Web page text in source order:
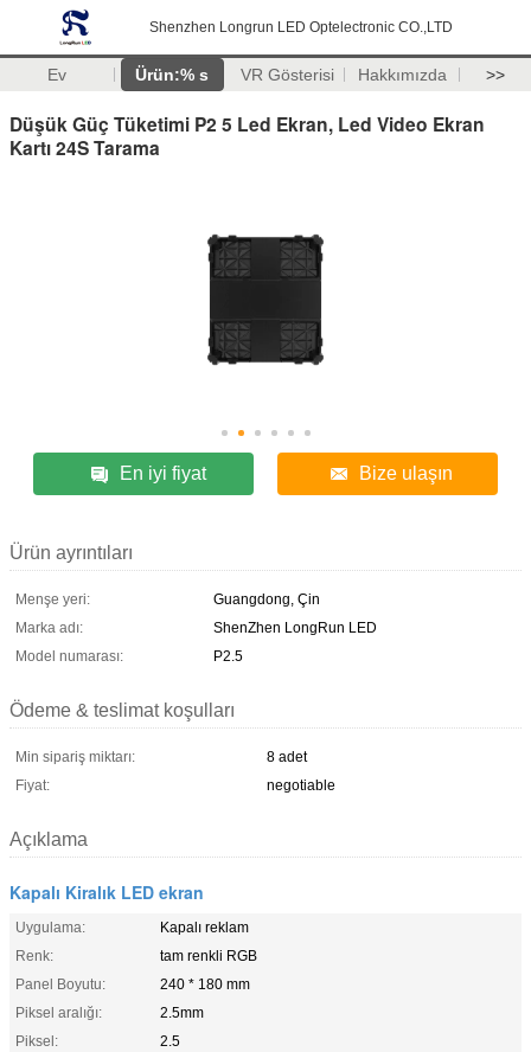
Shenzhen Longrun LED Optelectronic CO.,LTD
Ev Ürün:% s VR Gösterisi Hakkımızda >>
Düşük Güç Tüketimi P2 5 Led Ekran, Led Video Ekran
Kartı 24S Tarama
En iyi fiyat Bize ulaşın
Ürün ayrıntıları
Menşe yeri:
Guangdong, Çin
Marka adı:
ShenZhen LongRun LED
Model numarası:
P2.5
Ödeme & teslimat koşulları
Min sipariş miktarı:
8 adet
Fiyat:
negotiable
Açıklama
Kapalı Kiralık LED ekran
Uygulama:
Kapalı reklam
Renk:
tam renkli RGB
Panel Boyutu:
240 * 180 mm
Piksel aralığı:
2.5mm
Piksel:
2.5